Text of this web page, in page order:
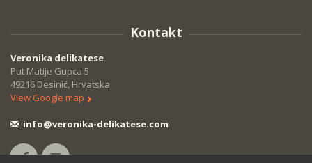
Kontakt
Veronika delikatese
Put Matije Gupca 5
49216 Desinić, Hrvatska
View Google map
info@veronika-delikatese.com